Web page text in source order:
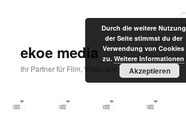
ekoe media
Ihr Partner für Film, Video und Internet
Durch die weitere Nutzung
der Seite stimmst du der
Verwendung von Cookies
zu. Weitere Informationen
Akzeptieren